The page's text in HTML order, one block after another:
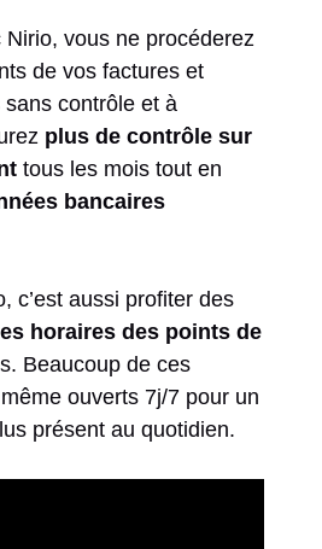
vous ne procéderez
de vos factures et
contrôle et à
plus de contrôle sur
tous les mois tout en
bancaires
c’est aussi profiter des
horaires des points de
Beaucoup de ces
ouverts 7j/7 pour un
présent au quotidien.